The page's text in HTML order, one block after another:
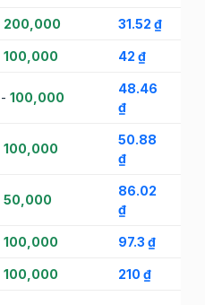
200,000 31.52 ₫
100,000 42 ₫
- 100,000
48.46
₫
100,000
50.88
₫
50,000
86.02
₫
100,000 97.3 ₫
100,000 210 ₫